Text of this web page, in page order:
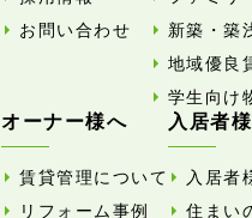
お問い合わせ
新築・築
地域優良
学生向け
オーナー様へ
賃貸管理について
リフォーム事例
入居者
入居者
住まい